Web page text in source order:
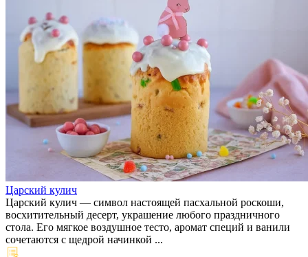
Царский кулич
Царский кулич — символ настоящей пасхальной роскоши,
восхитительный десерт, украшение любого праздничного
стола. Его мягкое воздушное тесто, аромат специй и ванили
сочетаются с щедрой начинкой ...